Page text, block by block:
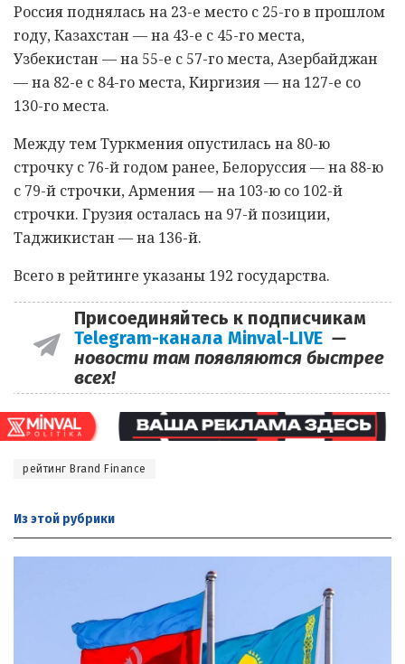
Россия поднялась на 23-е место с 25-го в прошлом
году, Казахстан — на 43-е с 45-го места,
Узбекистан — на 55-е с 57-го места, Азербайджан
— на 82-е с 84-го места, Киргизия — на 127-е со
130-го места.
Между тем Туркмения опустилась на 80-ю
строчку с 76-й годом ранее, Белоруссия — на 88-ю
с 79-й строчки, Армения — на 103-ю со 102-й
строчки. Грузия осталась на 97-й позиции,
Таджикистан — на 136-й.
Всего в рейтинге указаны 192 государства.
Присоединяйтесь к подписчикам
Telegram-канала Minval-LIVE —
новости там появляются быстрее
всех!
рейтинг Brand Finance
Из этой рубрики